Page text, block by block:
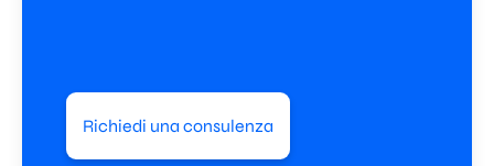
Richiedi una consulenza